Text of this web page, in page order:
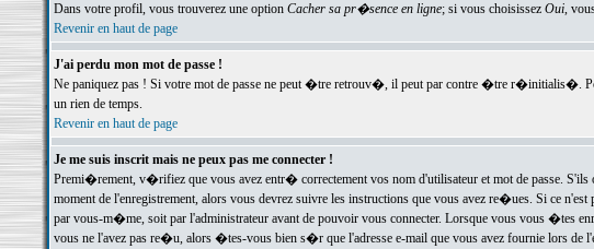
Dans votre profil, vous trouverez une option Cacher sa pr�sence en ligne; si vous choisissez Oui,
Revenir en haut de page
J'ai perdu mon mot de passe !
Ne paniquez pas ! Si votre mot de passe ne peut �tre retrouv�, il peut par contre �tre r�initialis�.
un rien de temps.
Revenir en haut de page
Je me suis inscrit mais ne peux pas me connecter !
Premi�rement, v�rifiez que vous avez entr� correctement vos nom d'utilisateur et mot de passe.
moment de l'enregistrement, alors vous devrez suivre les instructions que vous avez re�ues. Si ce
par vous-m�me, soit par l'administrateur avant de pouvoir vous connecter. Lorsque vous vous �tes
vous ne l'avez pas re�u, alors �tes-vous bien s�r que l'adresse e-mail que vous avez fournie lors de